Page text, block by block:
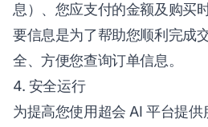
息）、您应支付的金额及购买
要信息是为了帮助您顺利完成
全、方便您查询订单信息。
4. 安全运行
为提高您使用超会 AI 平台提